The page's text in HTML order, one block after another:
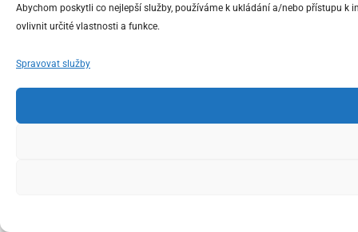
Abychom poskytli co nejlepší služby, používáme k ukládání a/nebo přístupu
ovlivnit určité vlastnosti a funkce.
Spravovat služby